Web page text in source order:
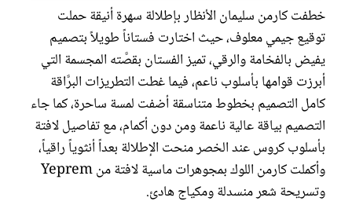
خطفت كارمن سليمان الأنظار بإطلالة سهرة أنيقة حملت
توقيع جيمي معلوف، حيث اختارت فستاناً طويلاً بتصميم
يفيض بالفخامة والرقي، تميز الفستان بقصَّته المجسمة التي
أبرزت قوامها بأسلوب ناعم، فيما غطت التطريزات البرَّاقة
كامل التصميم بخطوط متناسقة أضفت لمسة ساحرة، كما جاء
التصميم بياقة عالية ناعمة ومن دون أكمام، مع تفاصيل لافتة
بأسلوب كروس عند الخصر منحت الإطلالة بعداً أنثوياً راقياً،
وأكملت كارمن اللوك بمجوهرات ماسية لافتة من Yeprem
وتسريحة شعر منسدلة ومكياج هادئ.